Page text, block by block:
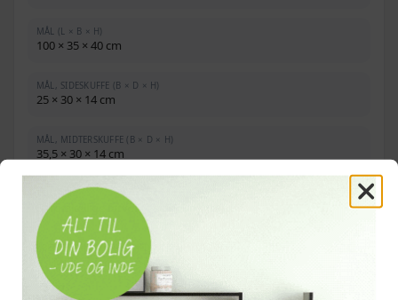
MÅL (L × B × H)
100 × 35 × 40 cm
MÅL, SIDESKUFFE (B × D × H)
25 × 30 × 14 cm
MÅL, MIDTERSKUFFE (B × D × H)
35,5 × 30 × 14 cm
SKUFFER
5 i forskellige farver (4 side, 1 midte)
ÅBENT RUM TIL MULTIMEDIEAPPARATER
Maks. bæreevne i alt
75 kg